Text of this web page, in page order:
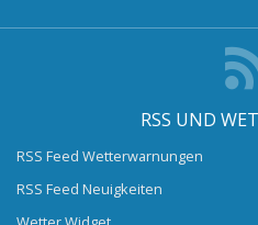
RSS UND
RSS Feed Wetterwarnungen
RSS Feed Neuigkeiten